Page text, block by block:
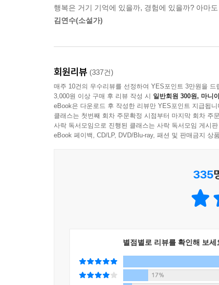
행복은 거기 기억에 있을까, 경험에 있을까? 아마
김연수(소설가)
회원리뷰 (337건)
매주 10건의 우수리뷰를 선정하여 YES포인트 3만원을 드
3,000원 이상 구매 후 리뷰 작성 시 일반회원 300원, 마니
eBook은 다운로드 후 작성한 리뷰만 YES포인트 지급됩니
클래스는 첫번째 회차 주문확정 시점부터 마지막 회차 주
사락 독서모임으로 진행된 클래스는 사락 독서모임 게시
eBook 페이백, CD/LP, DVD/Blu-ray, 패션 및 판매금지 상
335
별점별로 리뷰를 확인해 보세
17%